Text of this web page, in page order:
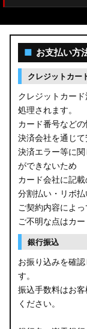
■ お支払い方
クレジットカー
クレジットカー
処理されます。
カード番号など
決済会社を通じて
決済エラー等に
ができないため
カード会社に記載
分割払い・リボ
ご契約内容によっ
ご不明な点はカ
銀行振込
お振り込みを確
す。
振込手数料はお
ください。